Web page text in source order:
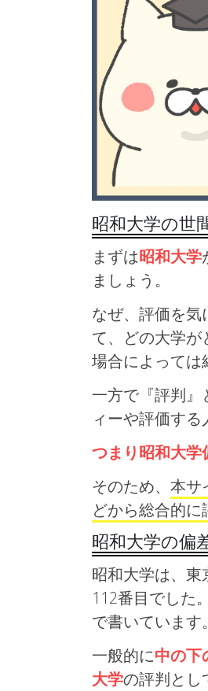
昭和大学の世
まずは昭和大学
ましょう。
なぜ、評価を
て、どの大学が
場合によっては
一方で『評判
ィーや評価する
つまり昭和大学
そのため、 本サ
どから総合的に
昭和大学の偏
昭和大学は、
112番目でした
で書いています。
一般的に中の下
大学の評判とし